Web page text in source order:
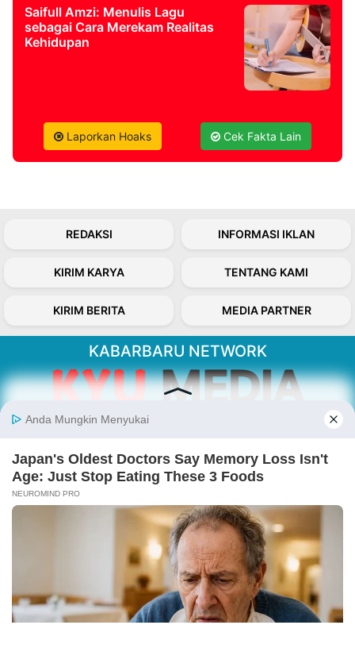
2026Saifull Amzi: Menulis Lagu
sebagai Cara Merekam Realitas
Kehidupan
Laporkan Hoaks Cek Fakta Lain
REDAKSI INFORMASI IKLAN
KIRIM KARYA TENTANG KAMI
KIRIM BERITA MEDIA PARTNER
KABARBARU NETWORK
Kabarbaru.co menyajikan berita aktual dan
inspiratif dari sudut pandang berbaik sangka
Follow Kabarbaru